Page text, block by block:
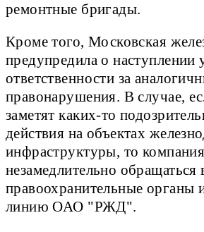
ремонтные бригады.
Кроме того, Московская
предупредила о наступлении
ответственности за
правонарушения. В случае,
заметят каких-то
действия на объектах
инфраструктуры, то
незамедлительно обращаться
правоохранительные органы
линию ОАО "РЖД".